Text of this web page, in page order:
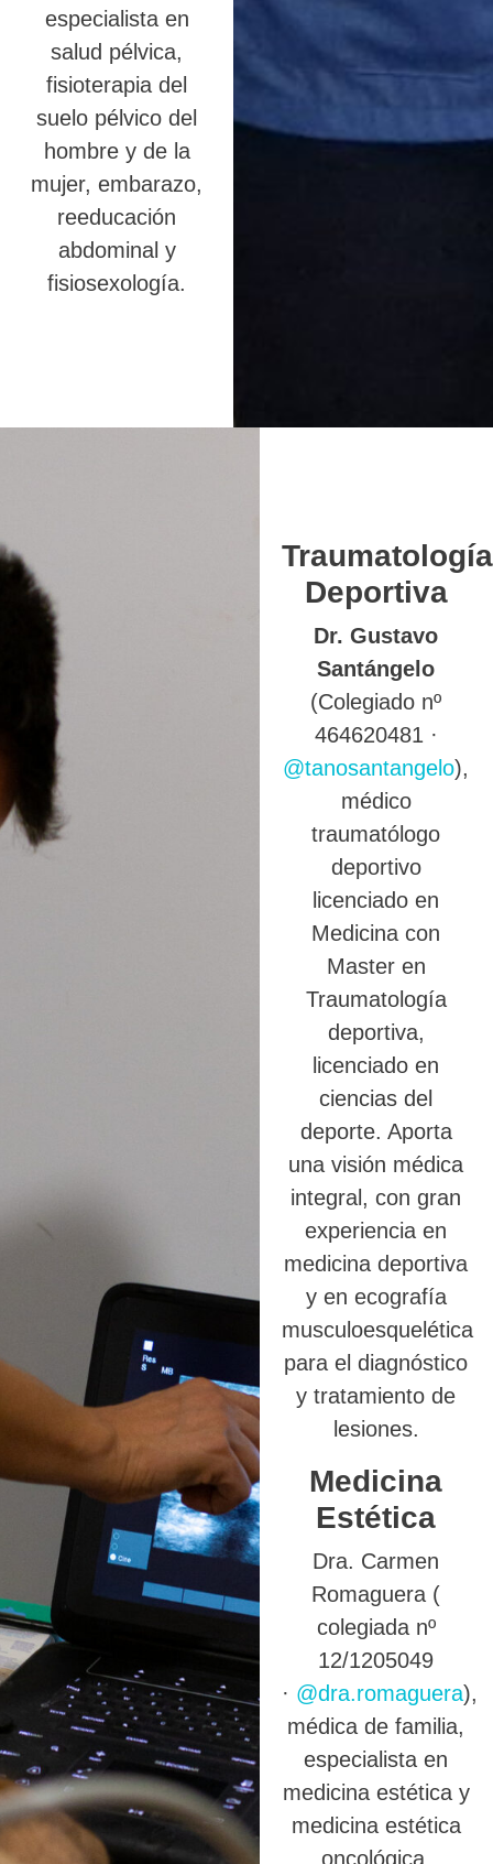
especialista en
salud pélvica,
fisioterapia del
suelo pélvico del
hombre y de la
mujer, embarazo,
reeducación
abdominal y
fisiosexología.
Traumatología
Deportiva
Dr. Gustavo
Santángelo
(Colegiado nº
464620481 ·
@tanosantangelo),
médico
traumatólogo
deportivo
licenciado en
Medicina con
Master en
Traumatología
deportiva,
licenciado en
ciencias del
deporte. Aporta
una visión médica
integral, con gran
experiencia en
medicina deportiva
y en ecografía
musculoesquelética
para el diagnóstico
y tratamiento de
lesiones.
Medicina
Estética
Dra. Carmen
Romaguera (
colegiada nº
12/1205049
· @dra.romaguera),
médica de familia,
especialista en
medicina estética y
medicina estética
oncológica.